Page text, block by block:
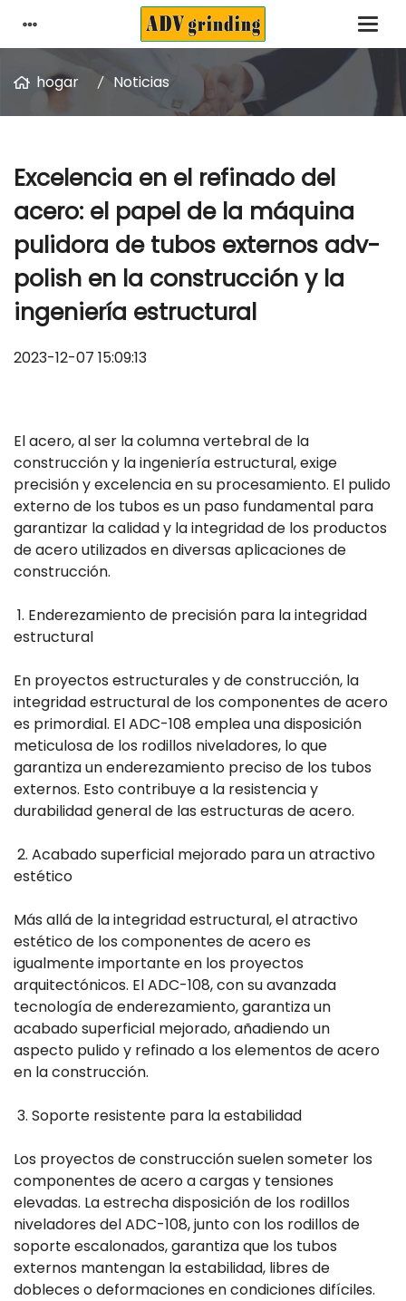
hogar Noticias
Excelencia en el refinado del
acero: el papel de la máquina
pulidora de tubos externos adv-
polish en la construcción y la
ingeniería estructural
2023-12-07 15:09:13
El acero, al ser la columna vertebral de la
construcción y la ingeniería estructural, exige
precisión y excelencia en su procesamiento. El pulido
externo de los tubos es un paso fundamental para
garantizar la calidad y la integridad de los productos
de acero utilizados en diversas aplicaciones de
construcción.
1. Enderezamiento de precisión para la integridad
estructural
En proyectos estructurales y de construcción, la
integridad estructural de los componentes de acero
es primordial. El ADC-108 emplea una disposición
meticulosa de los rodillos niveladores, lo que
garantiza un enderezamiento preciso de los tubos
externos. Esto contribuye a la resistencia y
durabilidad general de las estructuras de acero.
2. Acabado superficial mejorado para un atractivo
estético
Más allá de la integridad estructural, el atractivo
estético de los componentes de acero es
igualmente importante en los proyectos
arquitectónicos. El ADC-108, con su avanzada
tecnología de enderezamiento, garantiza un
acabado superficial mejorado, añadiendo un
aspecto pulido y refinado a los elementos de acero
en la construcción.
3. Soporte resistente para la estabilidad
Los proyectos de construcción suelen someter los
componentes de acero a cargas y tensiones
elevadas. La estrecha disposición de los rodillos
niveladores del ADC-108, junto con los rodillos de
soporte escalonados, garantiza que los tubos
externos mantengan la estabilidad, libres de
dobleces o deformaciones en condiciones difíciles.